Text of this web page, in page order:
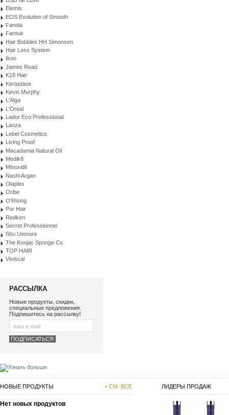
Elemis
EOS Evolution of Smooth
Fanola
Farouk
Hair Bobbles HH Simonsen
Hair Loss System
Ikoo
James Read
K18 Hair
Kerastase
Kevin.Murphy
L'Alga
L'Oreal
Lador Eco Professional
Lanza
Lebel Cosmetics
Living Proof
Macadamia Natural Oil
Medik8
Minoxidil
Nashi Argan
Olaplex
Oribe
O’Rising
Pur Hair
Redken
Secret Professionnel
Shu Uemura
The Konjac Sponge Co
TOP HAIR
Viviscal
РАССЫЛКА
Новые продукты, скидки,
специальные предложения.
Подпишитесь на рассылку!
НОВЫЕ ПРОДУКТЫ + СМ. ВСЕ
Нет новых продуктов
ЛИДЕРЫ ПРОДАЖ